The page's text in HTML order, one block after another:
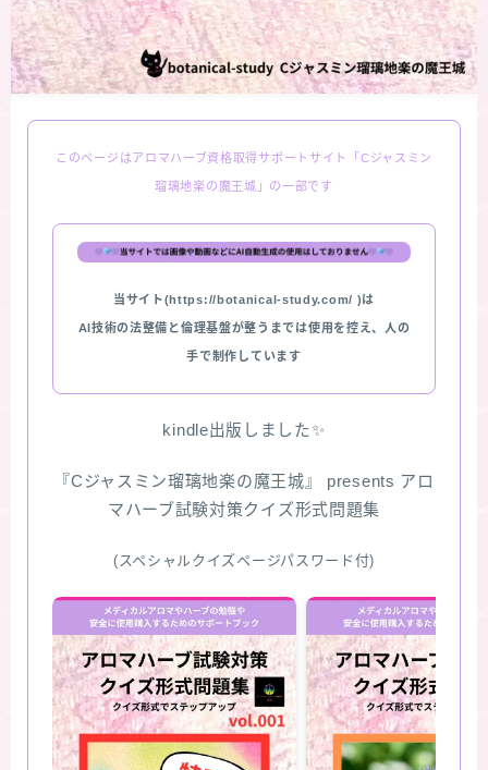
このページはアロマハーブ資格取得サポートサイト「Cジャスミン
瑠璃地楽の魔王城」の一部です
当サイト(https://botanical-study.com/ )は
AI技術の法整備と倫理基盤が整うまでは使用を控え、人の
手で制作しています
kindle出版しました✨
『Cジャスミン瑠璃地楽の魔王城』 presents アロ
マハーブ試験対策クイズ形式問題集
(スペシャルクイズページパスワード付)